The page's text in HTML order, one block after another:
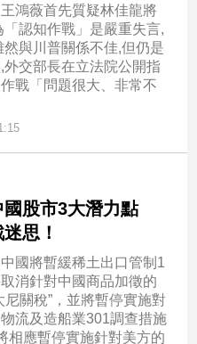
鴻薇首先質疑林佳龍將
認知作戰」是嚴重失言,
與川普關係不佳,但仍是
外交部長在立法院公開指
戰「問題很大、非常不
國股市3大潛力點
思！
國將暫緩稀土出口管制1
消針對中國商品加徵的
尼關稅”，並將暫停實施對
流及造船業301調查措施
相應暫停實施針對美方的